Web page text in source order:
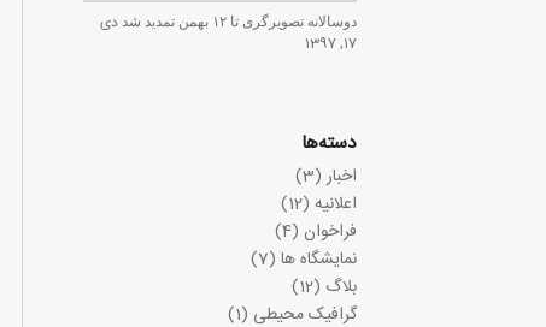
دوسالانه تصویرگری تا ۱۲ بهمن تمدید شد
دی
17, 1397
دسته‌ها
اخبار(3)
اعلانیه (12)
فراخوان (4)
نمایشگاه ها (7)
بلاگ (12)
گرافیک محیطی (1)